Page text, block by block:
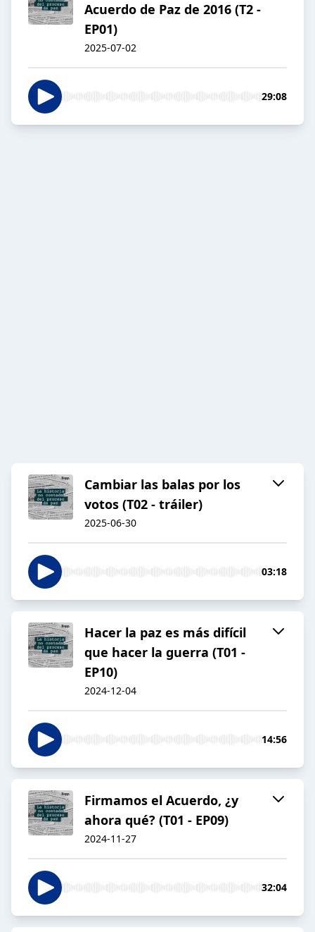
Acuerdo de Paz de 2016 (T2 -
EP01)
2025-07-02
29:08
Cambiar las balas por los
votos (T02 - tráiler)
2025-06-30
03:18
Hacer la paz es más difícil
que hacer la guerra (T01 -
EP10)
2024-12-04
14:56
Firmamos el Acuerdo, ¿y
ahora qué? (T01 - EP09)
2024-11-27
32:04